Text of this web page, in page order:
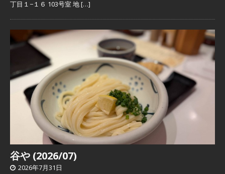
丁目１−１６ 103号室 地[…]
谷や (2026/07)
2026年7月31日